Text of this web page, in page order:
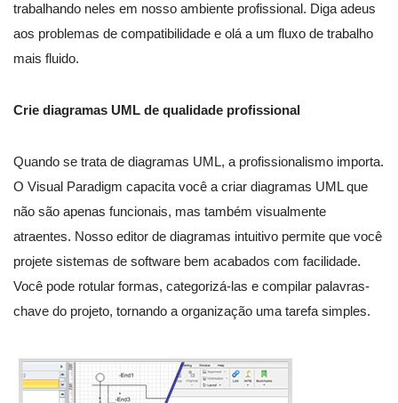
trabalhando neles em nosso ambiente profissional. Diga adeus
aos problemas de compatibilidade e olá a um fluxo de trabalho
mais fluido.
Crie diagramas UML de qualidade profissional
Quando se trata de diagramas UML, a profissionalismo importa.
O Visual Paradigm capacita você a criar diagramas UML que
não são apenas funcionais, mas também visualmente
atraentes. Nosso editor de diagramas intuitivo permite que você
projete sistemas de software bem acabados com facilidade.
Você pode rotular formas, categorizá-las e compilar palavras-
chave do projeto, tornando a organização uma tarefa simples.